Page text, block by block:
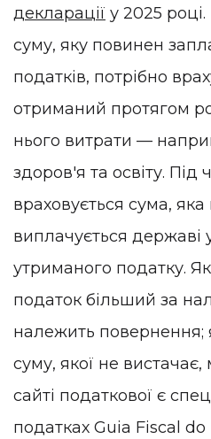
декларації у 2025
суму, яку повинен
податків, потрібно
отриманий протягом
нього витрати —
здоров'я та освіту. Під
враховується сума,
виплачується державі
утриманого податку.
податок більший за
належить
суму, якої не
сайті податкової є
податках Guia Fiscal do